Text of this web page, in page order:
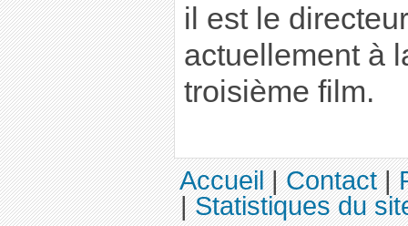
il est le
actuellement à
troisième film.
Accueil|Contact|
|Statistiques du